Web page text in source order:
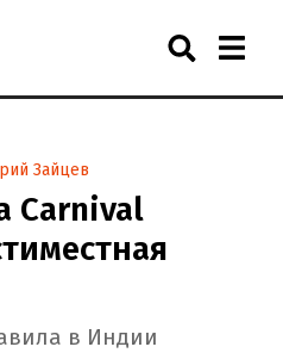
Зайцев
Carnival
в Индии